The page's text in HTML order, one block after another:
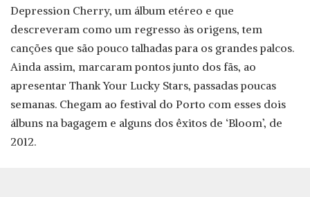
Depression Cherry, um álbum etéreo e que
descreveram como um regresso às origens, tem
canções que são pouco talhadas para os grandes palcos.
Ainda assim, marcaram pontos junto dos fãs, ao
apresentar Thank Your Lucky Stars, passadas poucas
semanas. Chegam ao festival do Porto com esses dois
álbuns na bagagem e alguns dos êxitos de ‘Bloom’, de
2012.